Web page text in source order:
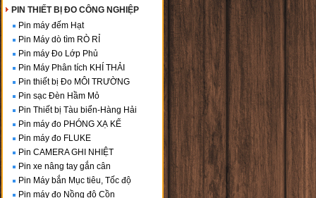
PIN THIẾT BỊ ĐO CÔNG NGHIỆP
Pin máy đếm Hạt
Pin Máy dò tìm RÒ RỈ
Pin máy Đo Lớp Phủ
Pin Máy Phân tích KHÍ THẢI
Pin thiết bị Đo MÔI TRƯỜNG
Pin sạc Đèn Hầm Mỏ
Pin Thiết bị Tàu biển-Hàng Hải
Pin máy đo PHÓNG XẠ KẾ
Pin máy đo FLUKE
Pin CAMERA GHI NHIỆT
Pin xe nâng tay gắn cân
Pin Máy bắn Mục tiêu, Tốc độ
Pin máy đo Nồng độ Cồn